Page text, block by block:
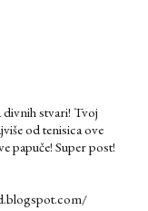
divnih stvari! Tvoj
od tenisica ove
papuče! Super post!